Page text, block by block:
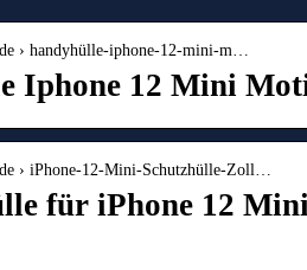
› handyhülle-iphone-12-mini-m…
Iphone 12 Mini
› iPhone-12-Mini-Schutzhülle-Zoll…
für iPhone 12